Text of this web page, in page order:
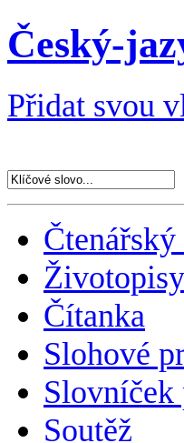
Český-
Přidat svou
Životopisy
Čítanka
Slohové
Slovníček
Soutěž